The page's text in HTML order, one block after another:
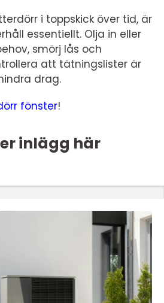
i toppskick över tid, är
essentiellt. Olja in eller
smörj lås och
att tätningslister är
drag.
fönster!
inlägg här